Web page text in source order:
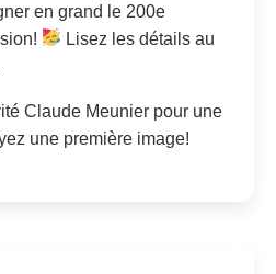
en grand le 200e
Lisez les détails au
Claude Meunier pour une
une première image!